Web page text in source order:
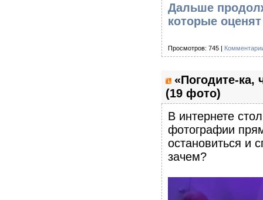
Дальше
которые
Просмотров: 745 |
«Погодите-ка,
(19 фото)
В интернете
фотографии
остановиться и
зачем?